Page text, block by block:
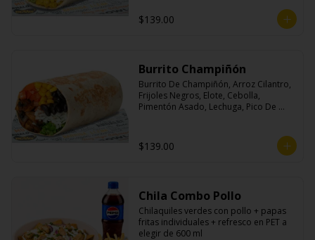
$139.00
Burrito Champiñón
Burrito De Champiñón, Arroz Cilantro,
Frijoles Negros, Elote, Cebolla,
Pimentón Asado, Lechuga, Pico De
$139.00
Chila Combo Pollo
Chilaquiles verdes con pollo + papas
fritas individuales + refresco en PET a
elegir de 600 ml